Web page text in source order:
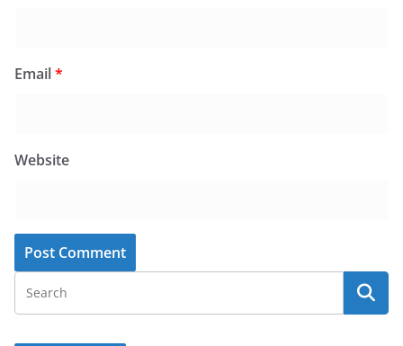
Email*
Website